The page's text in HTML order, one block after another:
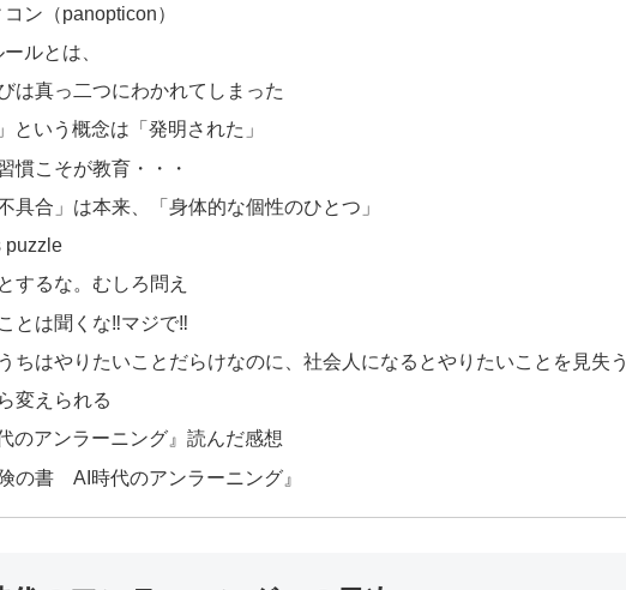
ン（panopticon）
ルとは、
は真っ二つにわかれてしまった
という概念は「発明された」
慣こそが教育・・・
具合」は本来、「身体的な個性のひとつ」
puzzle
するな。むしろ問え
とは聞くな‼マジで‼
ちはやりたいことだらけなのに、社会人になるとやりたいことを見失う
変えられる
のアンラーニング』読んだ感想
の書 AI時代のアンラーニング』